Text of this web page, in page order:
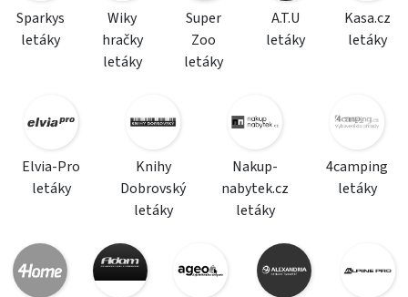
Sparkys
letáky
Wiky
hračky
letáky
Super
Zoo
letáky
A.T.U
letáky
Kasa.cz
letáky
Elvia-Pro
letáky
Knihy
Dobrovský
letáky
Nakup-
nabytek.cz
letáky
4camping
letáky